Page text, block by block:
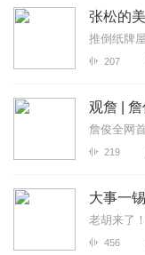
张松的
207
观詹 | 詹
詹俊全网
219
大事一
456